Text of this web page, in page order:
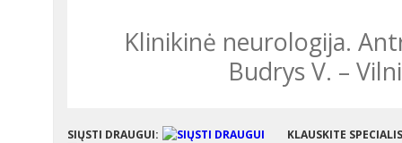
Klinikinė neurologija. Antrasis pataisytas ir papildytas leidimas/
Budrys V. –
SIŲSTI DRAUGUI: KLAUSKITE